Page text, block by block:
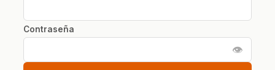
Contraseña
👁